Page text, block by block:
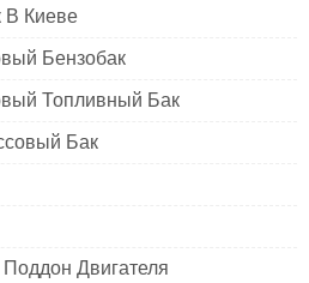
В Киеве
Бензобак
Топливный Бак
Бак
Двигателя